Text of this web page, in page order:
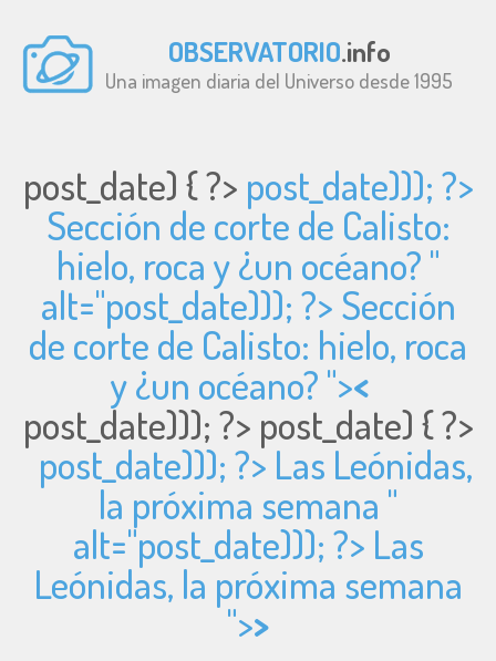
OBSERVATORIO.info
Una imagen diaria del Universo desde 1995
post_date) { ?> post_date))); ?>
Sección de corte de Calisto:
hielo, roca y ¿un océano? "
alt="post_date))); ?> Sección
de corte de Calisto: hielo, roca
y ¿un océano? "><
post_date))); ?> post_date) { ?>
post_date))); ?> Las Leónidas,
la próxima semana "
alt="post_date))); ?> Las
Leónidas, la próxima semana
">>